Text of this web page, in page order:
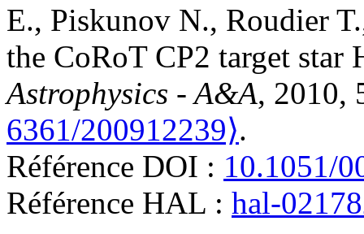
E., Piskunov N., Roudier T.
the CoRoT CP2 target star
Astrophysics - A&A, 2010,
6361/200912239⟩.
Référence DOI : 10.1051/
Référence HAL : hal-